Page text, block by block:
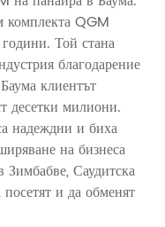
комплекта QGM
Той стана
благодарение
клиентът
десетки милиони.
надеждни и биха
на бизнеса
Саудитска
и да обменят